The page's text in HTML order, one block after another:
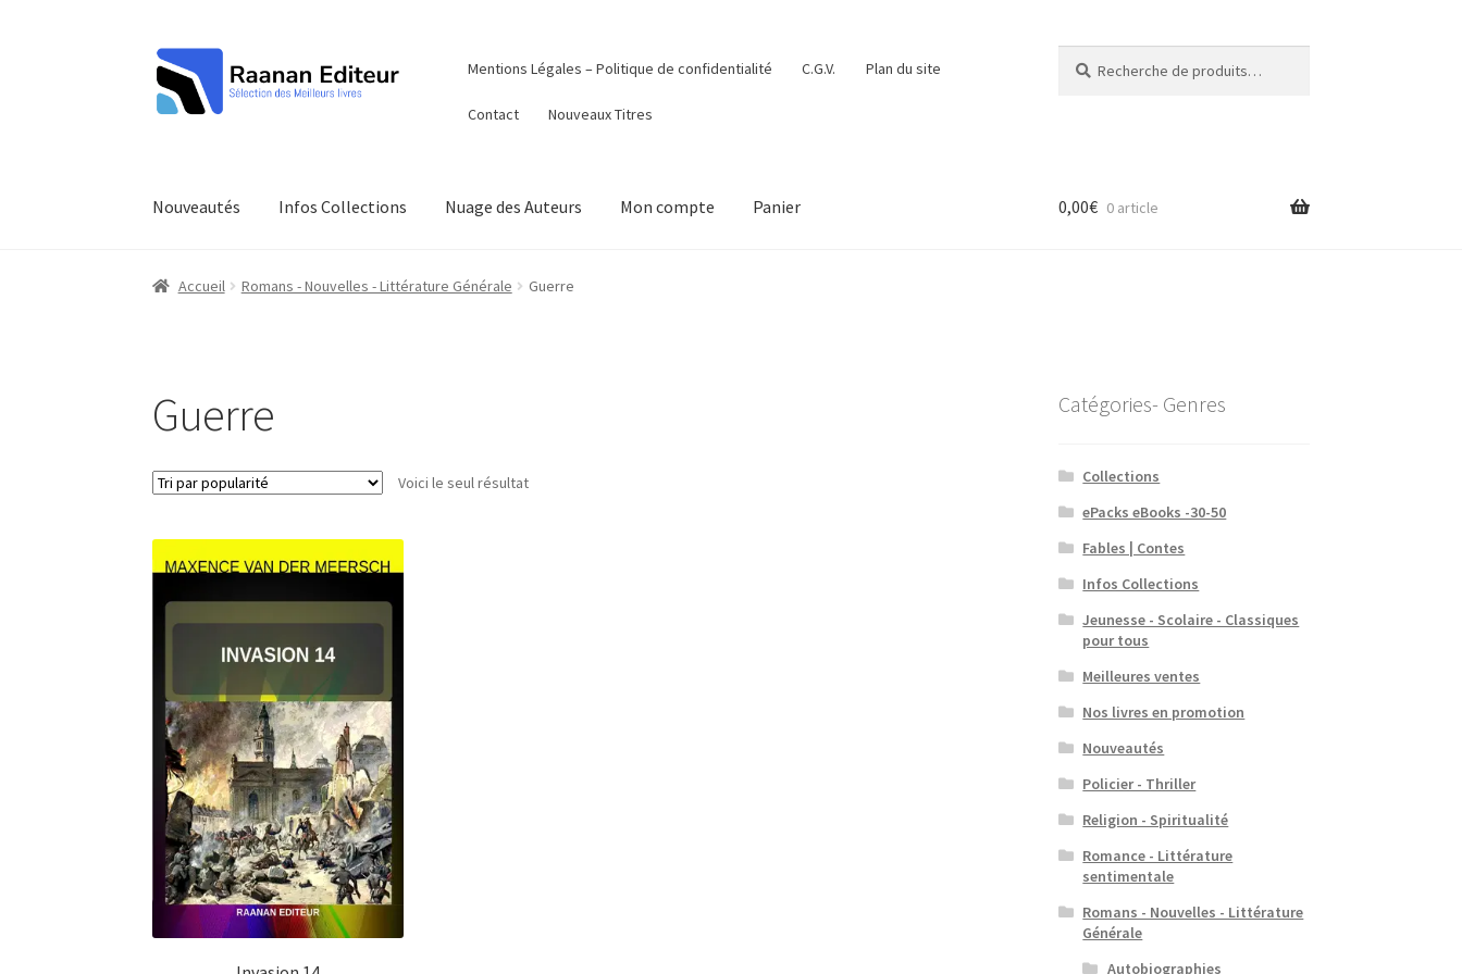
Aller
à
la
Aller
au
contenu
Mentions Légales – Politique de confidentialité C.G.V. Plan du site
Contact Nouveaux Titres
pour :
Nouveautés Infos Collections Nuage des Auteurs Mon compte Panier 0,00€ 0 article
Accueil Romans - Nouvelles - Littérature Générale Guerre
Guerre
Voici le seul résultat
Catégories- Genres
Collections
ePacks eBooks -30-50
Fables | Contes
Infos Collections
Jeunesse - Scolaire - Classiques
pour tous
Meilleures ventes
Nos livres en promotion
Nouveautés
Policier - Thriller
Religion - Spiritualité
Romance - Littérature
sentimentale
Romans - Nouvelles - Littérature
Générale
Autobiographies